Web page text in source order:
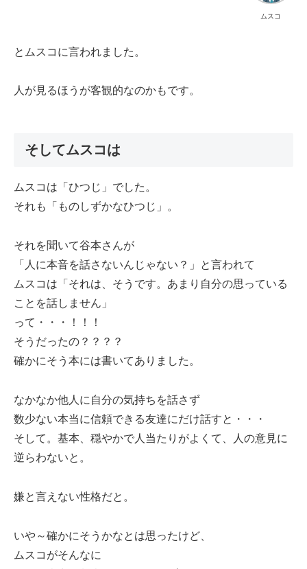
ムスコ
とムスコに言われました。
人が見るほうが客観的なのかもです。
そしてムスコは
ムスコは「ひつじ」でした。
それも「ものしずかなひつじ」。
それを聞いて谷本さんが
「人に本音を話さないんじゃない？」と言われて
ムスコは「それは、そうです。あまり自分の思っている
ことを話しません」
って・・・！！！
そうだったの？？？？
確かにそう本には書いてありました。
なかなか他人に自分の気持ちを話さず
数少ない本当に信頼できる友達にだけ話すと・・・
そして。基本、穏やかで人当たりがよくて、人の意見に
逆らわないと。
嫌と言えない性格だと。
いや～確かにそうかなとは思ったけど、
ムスコがそんなに